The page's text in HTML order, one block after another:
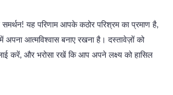
यह परिणाम आपके कठोर परिश्रम का प्रमाण है,
आत्मविश्वास बनाए रखना है। दस्तावेज़ों को
करें, और भरोसा रखें कि आप अपने लक्ष्य को हासिल